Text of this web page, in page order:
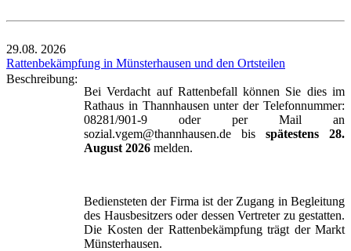
29.08. 2026
Rattenbekämpfung in Münsterhausen und den Ortsteilen
Beschreibung:
Bei Verdacht auf Rattenbefall können Sie dies im
Rathaus in Thannhausen unter der Telefonnummer:
08281/901-9 oder per Mail an
sozial.vgem@thannhausen.de bis spätestens 28.
August 2026 melden.
Bediensteten der Firma ist der Zugang in Begleitung
des Hausbesitzers oder dessen Vertreter zu gestatten.
Die Kosten der Rattenbekämpfung trägt der Markt
Münsterhausen.